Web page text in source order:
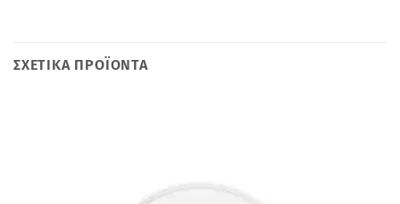
ΣΧΕΤΙΚΆ ΠΡΟΪΌΝΤΑ